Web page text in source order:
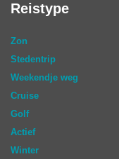
Reistype
Zon
Stedentrip
Weekendje weg
Cruise
Golf
Actief
Winter